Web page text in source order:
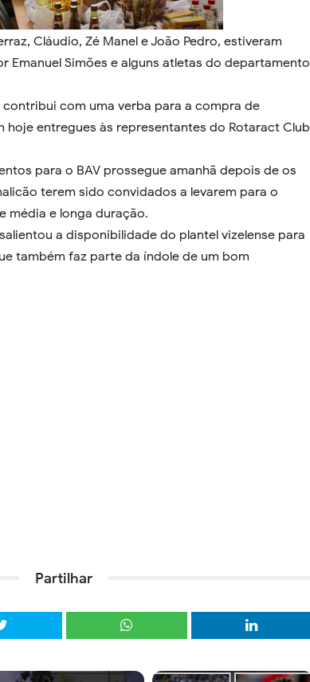
Cláudio, Zé Manel e João Pedro, estiveram
Emanuel Simões e alguns atletas do departamento
com uma verba para a compra de
entregues às representantes do Rotaract Club
para o BAV prossegue amanhã depois de os
terem sido convidados a levarem para o
média e longa duração.
a disponibilidade do plantel vizelense para
também faz parte da índole de um bom
Partilhar